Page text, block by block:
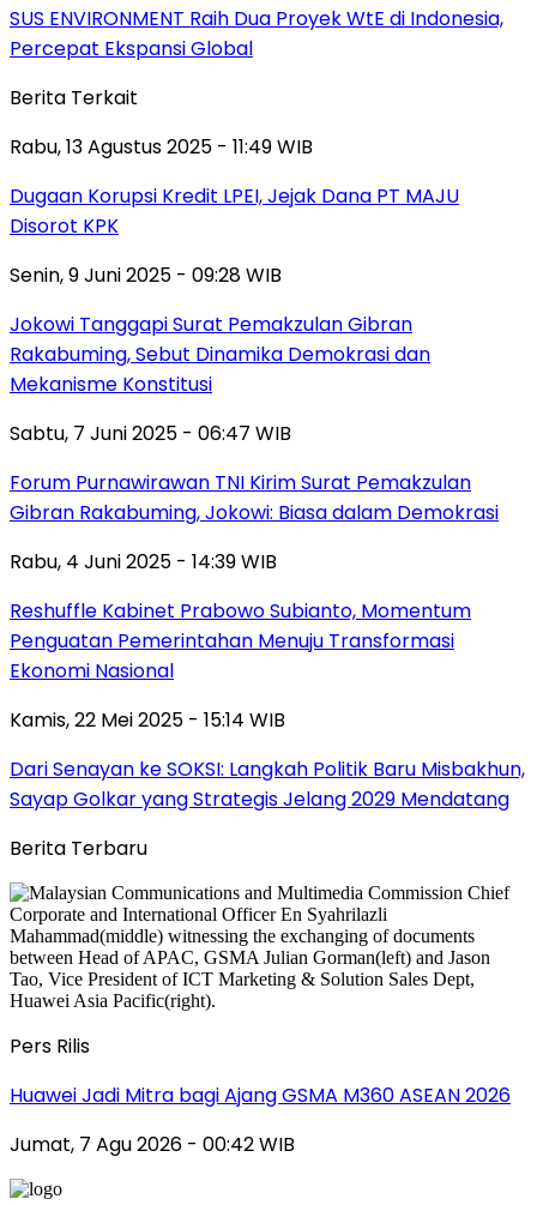
SUS ENVIRONMENT Raih Dua Proyek WtE di Indonesia,
Percepat Ekspansi Global
Berita Terkait
Rabu, 13 Agustus 2025 - 11:49 WIB
Dugaan Korupsi Kredit LPEI, Jejak Dana PT MAJU
Disorot KPK
Senin, 9 Juni 2025 - 09:28 WIB
Jokowi Tanggapi Surat Pemakzulan Gibran
Rakabuming, Sebut Dinamika Demokrasi dan
Mekanisme Konstitusi
Sabtu, 7 Juni 2025 - 06:47 WIB
Forum Purnawirawan TNI Kirim Surat Pemakzulan
Gibran Rakabuming, Jokowi: Biasa dalam Demokrasi
Rabu, 4 Juni 2025 - 14:39 WIB
Reshuffle Kabinet Prabowo Subianto, Momentum
Penguatan Pemerintahan Menuju Transformasi
Ekonomi Nasional
Kamis, 22 Mei 2025 - 15:14 WIB
Dari Senayan ke SOKSI: Langkah Politik Baru Misbakhun,
Sayap Golkar yang Strategis Jelang 2029 Mendatang
Berita Terbaru
Pers Rilis
Huawei Jadi Mitra bagi Ajang GSMA M360 ASEAN 2026
Jumat, 7 Agu 2026 - 00:42 WIB